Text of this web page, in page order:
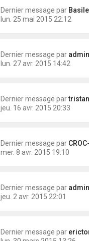
Dernier message par Basile
lun. 25 mai 2015 22:12
Dernier message par
lun. 27 avr. 2015 14:42
Dernier message par
jeu. 16 avr. 2015 20:33
Dernier message par CROC-
mer. 8 avr. 2015 19:10
Dernier message par
jeu. 2 avr. 2015 22:01
Dernier message par